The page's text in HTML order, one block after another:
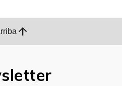
arrow_upward